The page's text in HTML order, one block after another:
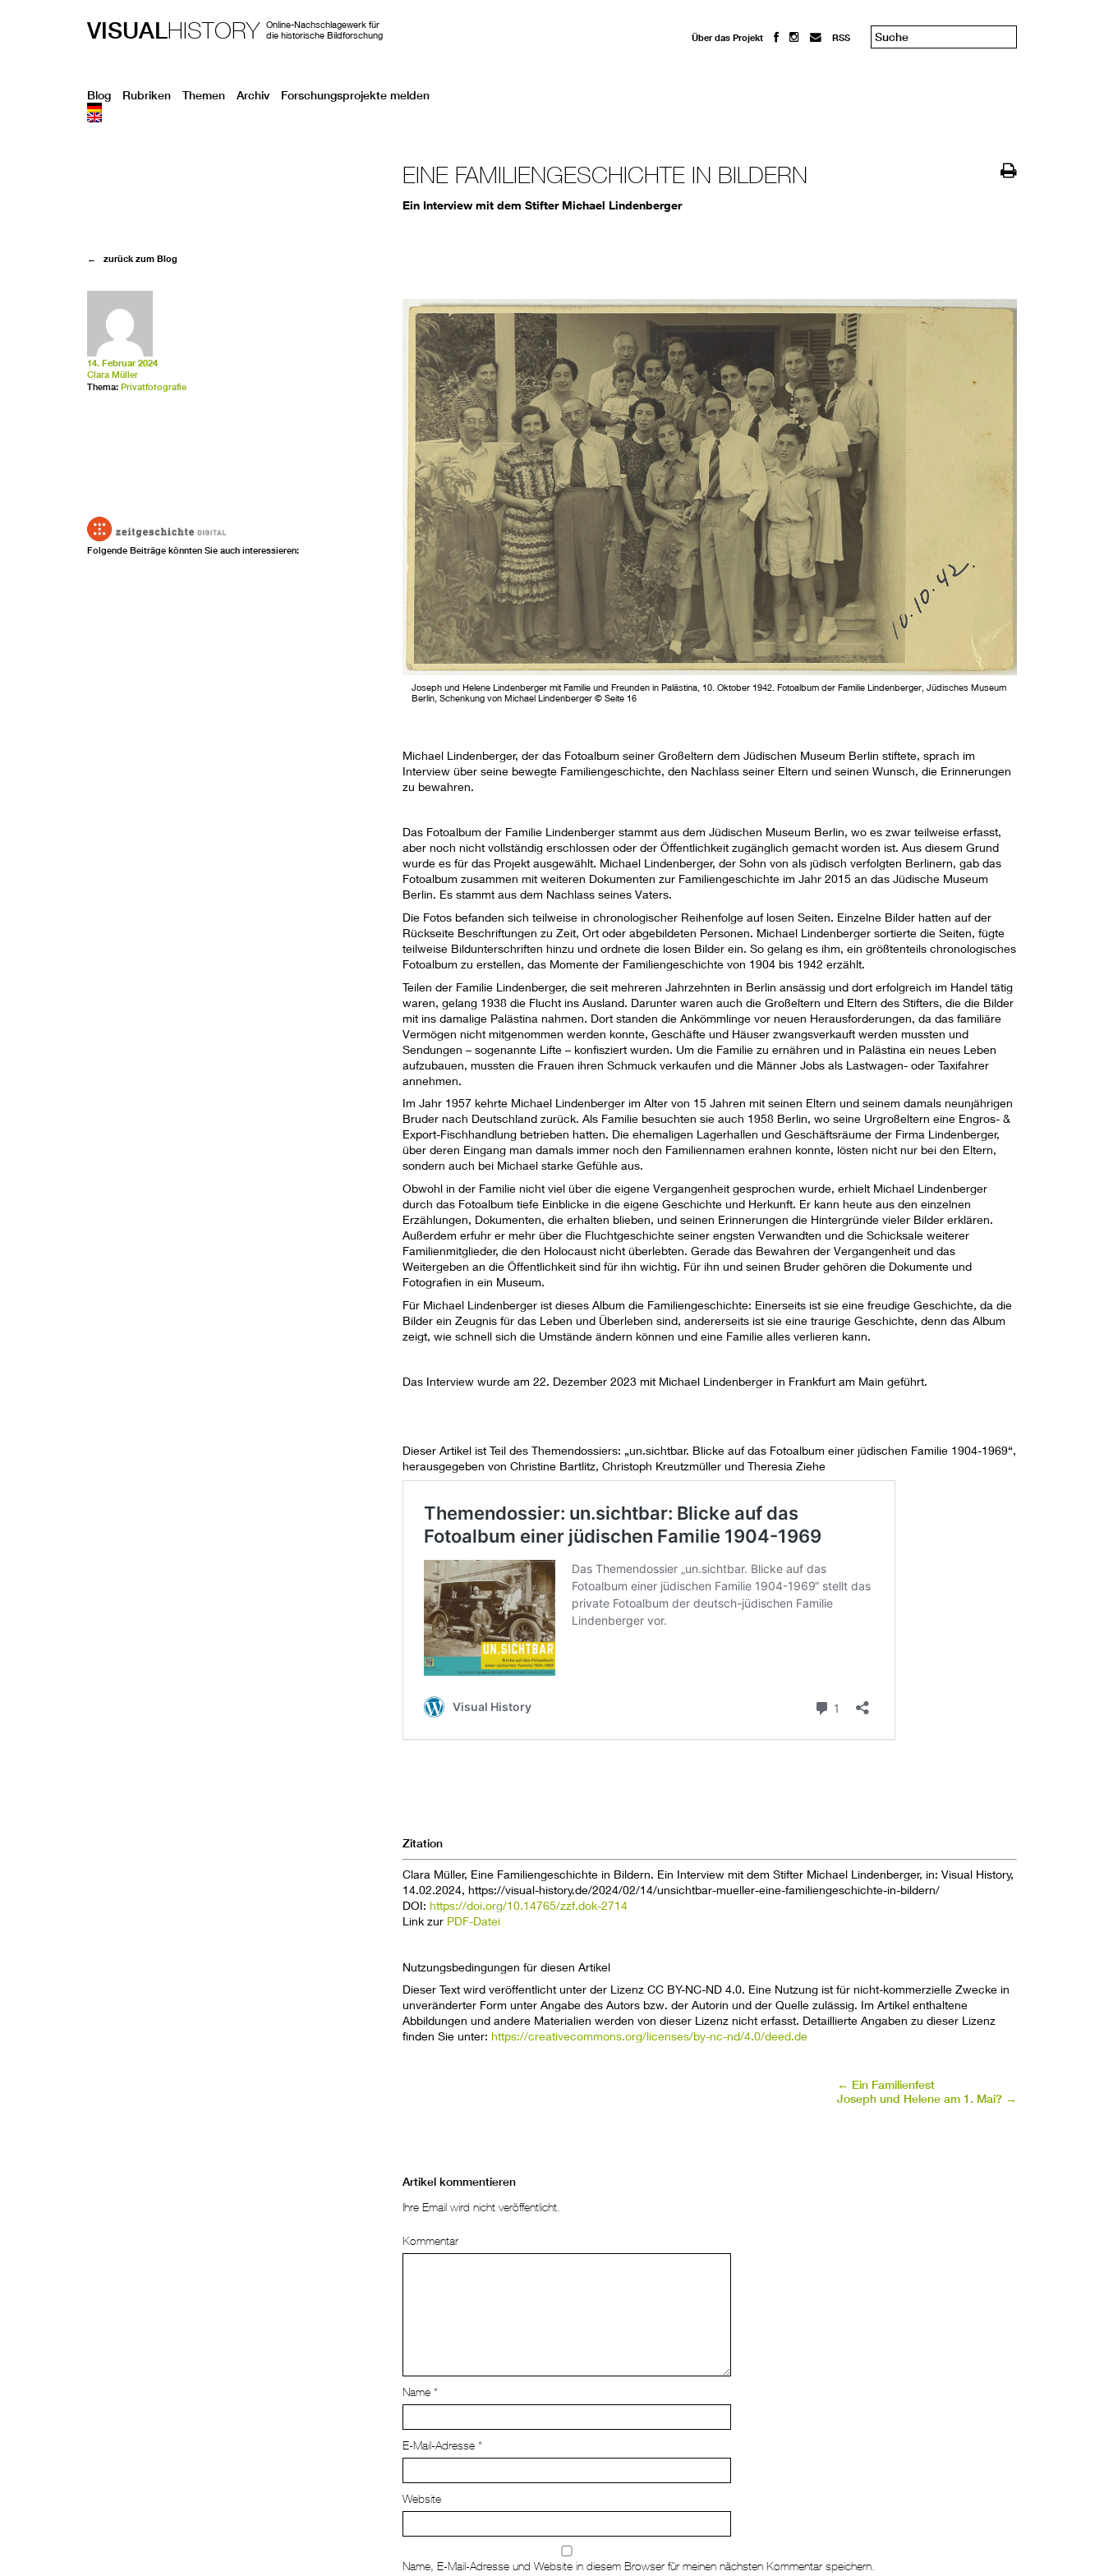
VISUALHISTORY
Online-Nachschlagewerk für
die historische Bildforschung
Über das Projekt RSS
Blog Rubriken Themen Archiv Forschungsprojekte melden
EINE FAMILIENGESCHICHTE IN BILDERN
Ein Interview mit dem Stifter Michael Lindenberger
Joseph und Helene Lindenberger mit Familie und Freunden in Palästina, 10. Oktober 1942. Fotoalbum der Familie Lindenberger, Jüdisches Museum
Berlin, Schenkung von Michael Lindenberger © Seite 16
Michael Lindenberger, der das Fotoalbum seiner Großeltern dem Jüdischen Museum Berlin stiftete, sprach im
Interview über seine bewegte Familiengeschichte, den Nachlass seiner Eltern und seinen Wunsch, die Erinnerungen
zu bewahren.
Das Fotoalbum der Familie Lindenberger stammt aus dem Jüdischen Museum Berlin, wo es zwar teilweise erfasst,
aber noch nicht vollständig erschlossen oder der Öffentlichkeit zugänglich gemacht worden ist. Aus diesem Grund
wurde es für das Projekt ausgewählt. Michael Lindenberger, der Sohn von als jüdisch verfolgten Berlinern, gab das
Fotoalbum zusammen mit weiteren Dokumenten zur Familiengeschichte im Jahr 2015 an das Jüdische Museum
Berlin. Es stammt aus dem Nachlass seines Vaters.
Die Fotos befanden sich teilweise in chronologischer Reihenfolge auf losen Seiten. Einzelne Bilder hatten auf der
Rückseite Beschriftungen zu Zeit, Ort oder abgebildeten Personen. Michael Lindenberger sortierte die Seiten, fügte
teilweise Bildunterschriften hinzu und ordnete die losen Bilder ein. So gelang es ihm, ein größtenteils chronologisches
Fotoalbum zu erstellen, das Momente der Familiengeschichte von 1904 bis 1942 erzählt.
Teilen der Familie Lindenberger, die seit mehreren Jahrzehnten in Berlin ansässig und dort erfolgreich im Handel tätig
waren, gelang 1938 die Flucht ins Ausland. Darunter waren auch die Großeltern und Eltern des Stifters, die die Bilder
mit ins damalige Palästina nahmen. Dort standen die Ankömmlinge vor neuen Herausforderungen, da das familiäre
Vermögen nicht mitgenommen werden konnte, Geschäfte und Häuser zwangsverkauft werden mussten und
Sendungen – sogenannte Lifte – konfisziert wurden. Um die Familie zu ernähren und in Palästina ein neues Leben
aufzubauen, mussten die Frauen ihren Schmuck verkaufen und die Männer Jobs als Lastwagen- oder Taxifahrer
annehmen.
Im Jahr 1957 kehrte Michael Lindenberger im Alter von 15 Jahren mit seinen Eltern und seinem damals neunjährigen
Bruder nach Deutschland zurück. Als Familie besuchten sie auch 1958 Berlin, wo seine Urgroßeltern eine Engros- &
Export-Fischhandlung betrieben hatten. Die ehemaligen Lagerhallen und Geschäftsräume der Firma Lindenberger,
über deren Eingang man damals immer noch den Familiennamen erahnen konnte, lösten nicht nur bei den Eltern,
sondern auch bei Michael starke Gefühle aus.
Obwohl in der Familie nicht viel über die eigene Vergangenheit gesprochen wurde, erhielt Michael Lindenberger
durch das Fotoalbum tiefe Einblicke in die eigene Geschichte und Herkunft. Er kann heute aus den einzelnen
Erzählungen, Dokumenten, die erhalten blieben, und seinen Erinnerungen die Hintergründe vieler Bilder erklären.
Außerdem erfuhr er mehr über die Fluchtgeschichte seiner engsten Verwandten und die Schicksale weiterer
Familienmitglieder, die den Holocaust nicht überlebten. Gerade das Bewahren der Vergangenheit und das
Weitergeben an die Öffentlichkeit sind für ihn wichtig. Für ihn und seinen Bruder gehören die Dokumente und
Fotografien in ein Museum.
Für Michael Lindenberger ist dieses Album die Familiengeschichte: Einerseits ist sie eine freudige Geschichte, da die
Bilder ein Zeugnis für das Leben und Überleben sind, andererseits ist sie eine traurige Geschichte, denn das Album
zeigt, wie schnell sich die Umstände ändern können und eine Familie alles verlieren kann.
Das Interview wurde am 22. Dezember 2023 mit Michael Lindenberger in Frankfurt am Main geführt.
Dieser Artikel ist Teil des Themendossiers: „un.sichtbar. Blicke auf das Fotoalbum einer jüdischen Familie 1904-1969“,
herausgegeben von Christine Bartlitz, Christoph Kreutzmüller und Theresia Ziehe
Zitation
Clara Müller, Eine Familiengeschichte in Bildern. Ein Interview mit dem Stifter Michael Lindenberger, in: Visual History,
14.02.2024, https://visual-history.de/2024/02/14/unsichtbar-mueller-eine-familiengeschichte-in-bildern/
DOI:https://doi.org/10.14765/zzf.dok-2714
Link zur PDF-Datei
Nutzungsbedingungen für diesen Artikel
Dieser Text wird veröffentlicht unter der LizenzCC BY-NC-ND 4.0. Eine Nutzung ist für nicht-kommerzielle Zwecke in
unveränderter Form unter Angabe des Autors bzw. der Autorin und der Quelle zulässig. Im Artikel enthaltene
Abbildungen und andere Materialien werden von dieser Lizenz nicht erfasst. Detaillierte Angaben zu dieser Lizenz
finden Sie unter:https://creativecommons.org/licenses/by-nc-nd/4.0/deed.de
← zurück zum Blog
14. Februar 2024
Clara Müller
Thema: Privatfotografie
Folgende Beiträge könnten Sie auch interessieren:
← Ein Familienfest
Joseph und Helene am 1. Mai? →
Artikel kommentieren
Ihre Email wird nicht veröffentlicht.
Kommentar
Name*
E-Mail-Adresse*
Website
Name, E-Mail-Adresse und Website in diesem Browser für meinen nächsten Kommentar speichern.